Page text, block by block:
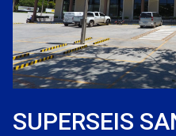
SUPERSEIS